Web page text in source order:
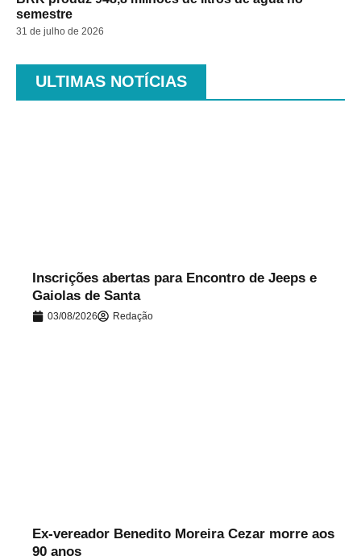
semestre
31 de julho de 2026
ULTIMAS NOTÍCIAS
Inscrições abertas para Encontro de Jeeps e
Gaiolas de Santa
03/08/2026 Redação
Ex-vereador Benedito Moreira Cezar morre aos
90 anos